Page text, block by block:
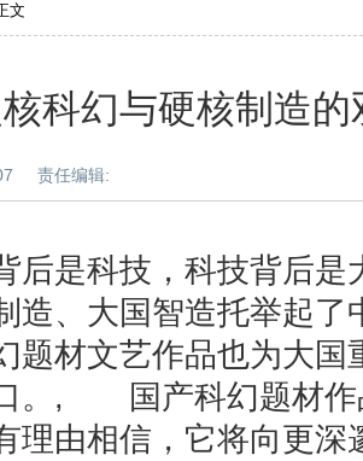
文
科幻与硬核制造的
责任编辑:
是科技，科技背后是
造、大国智造托举起了
题材文艺作品也为大国
。, 国产科幻题材作
理由相信，它将向更深